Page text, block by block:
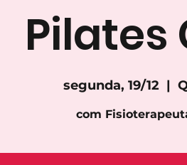
Pilates
segunda, 19/12
  |
com